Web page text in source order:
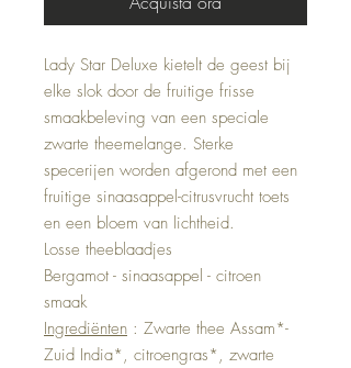
Lady Star Deluxe kietelt de geest bij
elke slok door de fruitige frisse
smaakbeleving van een speciale
zwarte theemelange. Sterke
specerijen worden afgerond met een
fruitige sinaasappel-citrusvrucht toets
en een bloem van lichtheid.
Losse theeblaadjes
Bergamot - sinaasappel - citroen
smaak
Ingrediënten : Zwarte thee Assam*-
Zuid India*, citroengras*, zwarte